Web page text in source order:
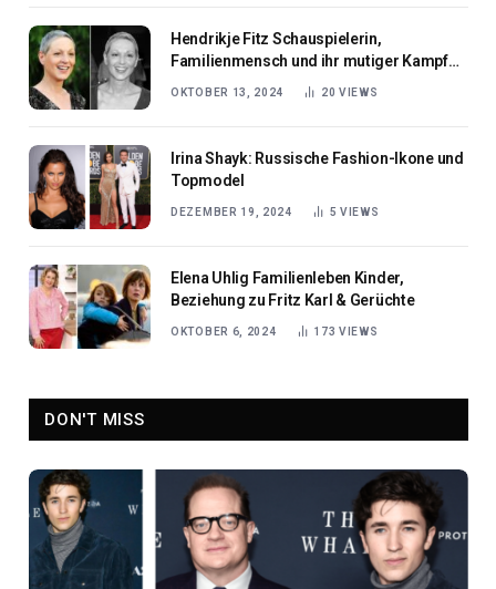
Hendrikje Fitz Schauspielerin,
Familienmensch und ihr mutiger Kampf
OKTOBER 13, 2024 20VIEWS
Irina Shayk: Russische Fashion-Ikone und
Topmodel
DEZEMBER 19, 2024 5VIEWS
Elena Uhlig Familienleben Kinder,
Beziehung zu Fritz Karl & Gerüchte
OKTOBER 6, 2024 173VIEWS
DON'T MISS